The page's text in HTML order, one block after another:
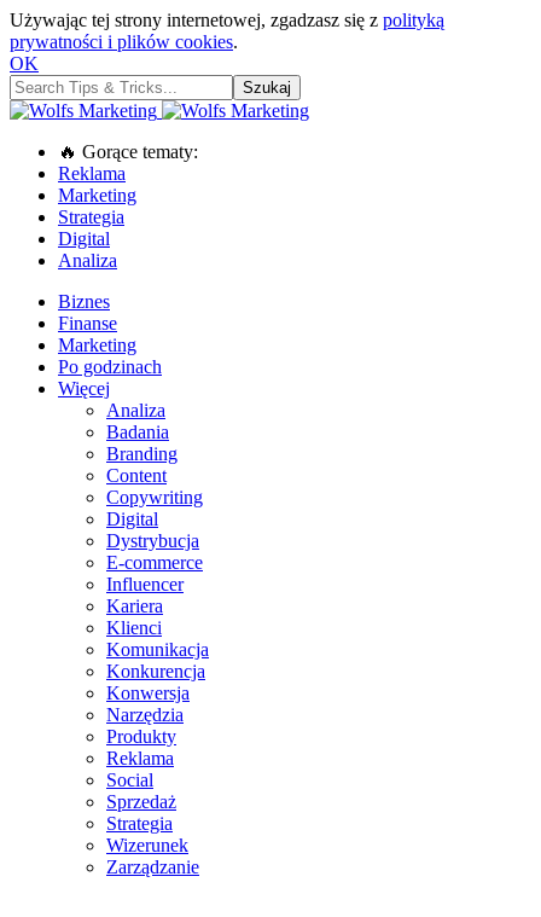
Używając tej strony internetowej, zgadzasz się z polityką
prywatności i plików cookies.
OK
🔥 Gorące tematy:
Reklama
Marketing
Strategia
Digital
Analiza
Biznes
Finanse
Marketing
Po godzinach
Więcej
Analiza
Badania
Branding
Content
Copywriting
Digital
Dystrybucja
E-commerce
Influencer
Kariera
Klienci
Komunikacja
Konkurencja
Konwersja
Narzędzia
Produkty
Reklama
Social
Sprzedaż
Strategia
Wizerunek
Zarządzanie